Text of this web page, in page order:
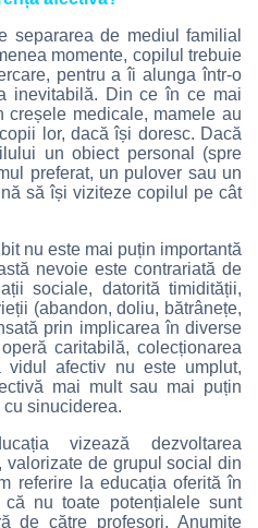
separarea de mediul familial
momente, copilul trebuie
pentru a îi alunga într-o
inevitabilă. Din ce în ce mai
medicale, mamele au
lor, dacă își doresc. Dacă
un obiect personal (spre
preferat, un pulover sau un
să își viziteze copilul pe cât
nu este mai puțin importantă
nevoie este contrariată de
sociale, datorită timidității,
(abandon, doliu, bătrânețe,
prin implicarea în diverse
caritabilă, colecționarea
afectiv nu este umplut,
mai mult sau mai puțin
sinuciderea.
vizează dezvoltarea
valorizate de grupul social din
referire la educația oferită în
nu toate potențialele sunt
de către profesori. Anumite